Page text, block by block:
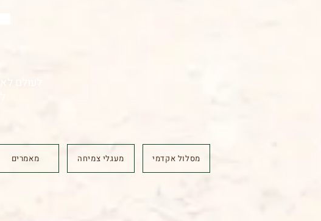
מסלול אקדמי מעגלי צמיחה מאמרים